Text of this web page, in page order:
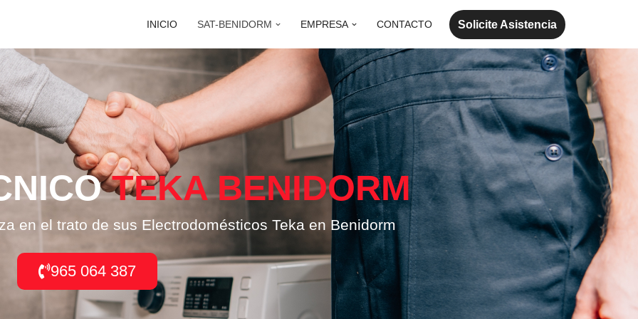
INICIO SAT-BENIDORM EMPRESA CONTACTO Solicite Asistencia
TEKA BENIDORM
en el trato de sus Electrodomésticos Teka en Benidorm
965 064 387